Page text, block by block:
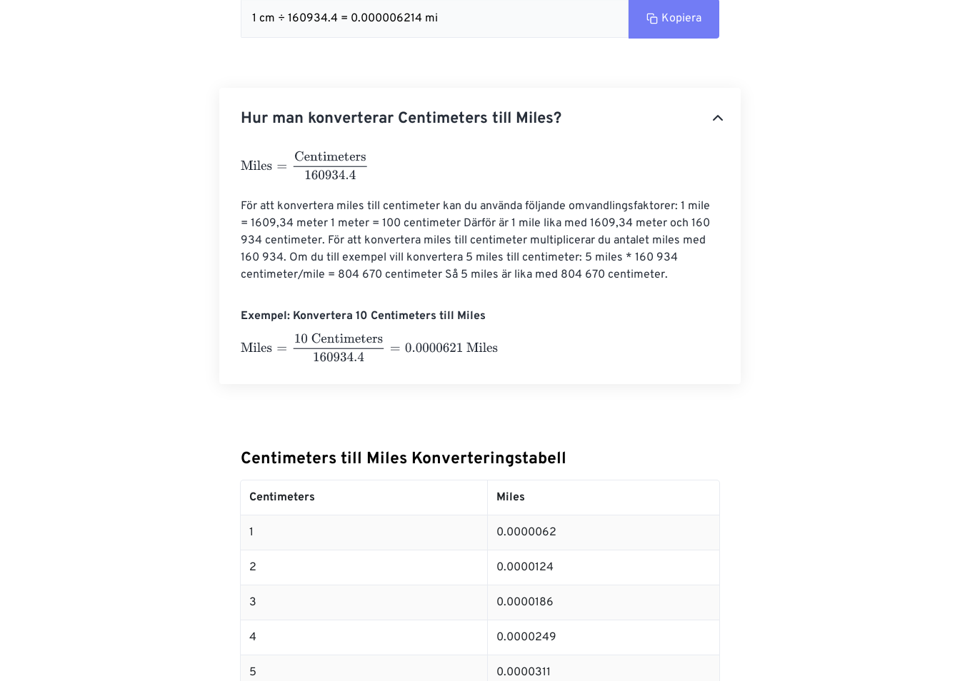
1 cm ÷ 160934.4 = 0.000006214 mi Kopiera
Hur man konverterar Centimeters till Miles?
Miles Centimeters160934.4
För att konvertera miles till centimeter kan du använda följande omvandlingsfaktorer: 1 mile
= 1609,34 meter 1 meter = 100 centimeter Därför är 1 mile lika med 1609,34 meter och 160
934 centimeter. För att konvertera miles till centimeter multiplicerar du antalet miles med
160 934. Om du till exempel vill konvertera 5 miles till centimeter: 5 miles * 160 934
centimeter/mile = 804 670 centimeter Så 5 miles är lika med 804 670 centimeter.
Exempel: Konvertera 10 Centimeters till Miles
Miles
10 Centimeters160934.4 = 0.0000621 Miles
Centimeters till Miles Konverteringstabell
Centimeters Miles
1 0.0000062
2 0.0000124
3 0.0000186
4 0.0000249
5 0.0000311